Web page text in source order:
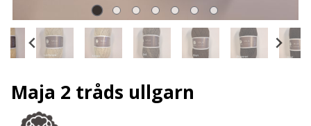
Maja 2 tråds ullgarn